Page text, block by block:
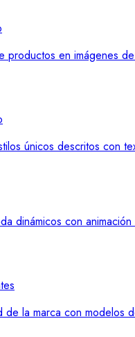
productos en imágenes
únicos descritos con
dinámicos con
de la marca con modelos